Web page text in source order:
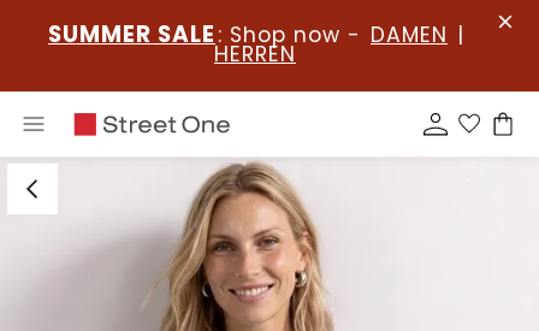
SUMMER SALE : Shop now - DAMEN |
HERREN